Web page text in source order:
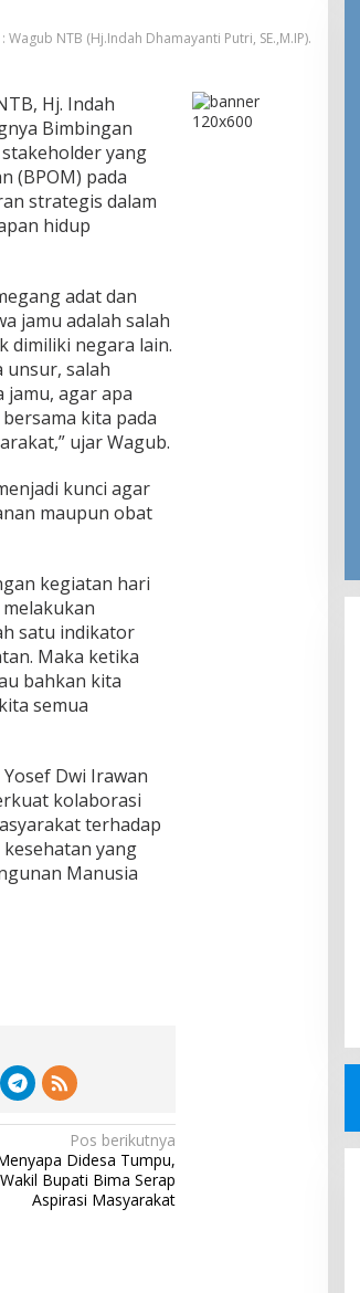
Wagub NTB (Hj.Indah Dhamayanti Putri, SE.,M.IP).
Hj. Indah
Bimbingan
yang
(BPOM) pada
strategis dalam
hidup
adat dan
jamu adalah salah
dimiliki negara lain.
unsur, salah
agar apa
kita pada
ujar Wagub.
kunci agar
maupun obat
kegiatan hari
satu indikator
Maka ketika
bahkan kita
semua
Dwi Irawan
kolaborasi
terhadap
yang
Manusia
Pos berikutnya
Didesa Tumpu,
Bupati Bima Serap
Aspirasi Masyarakat